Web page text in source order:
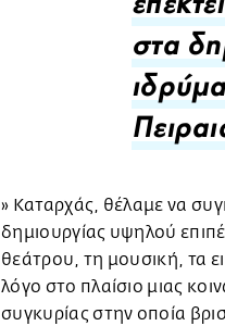
στα
» Καταρχάς, θέλαμε να
δημιουργίας υψηλού
θεάτρου, τη μουσική, τα
λόγο στο πλαίσιο μιας
συγκυρίας στην οποία